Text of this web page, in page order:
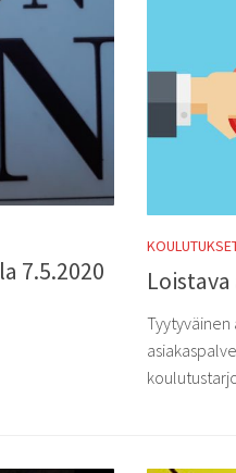
7.5.2020
Tyytyväinen